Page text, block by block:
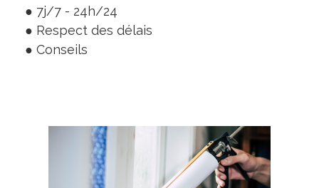
● 7j/7 - 24h/24
● Respect des délais
● Conseils